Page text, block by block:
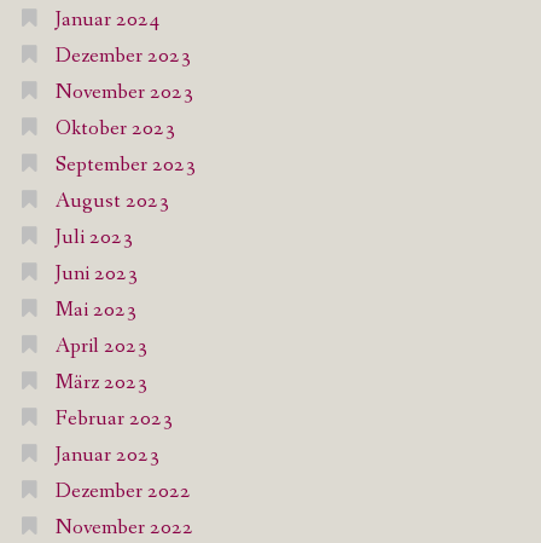
Januar 2024
Dezember 2023
November 2023
Oktober 2023
September 2023
August 2023
Juli 2023
Juni 2023
Mai 2023
April 2023
März 2023
Februar 2023
Januar 2023
Dezember 2022
November 2022